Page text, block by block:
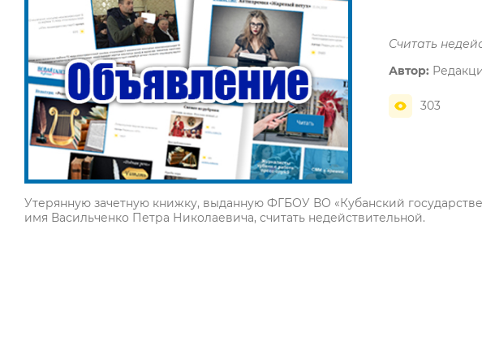
Считать
Автор:
303
Утерянную зачетную книжку, выданную ФГБОУ ВО «Кубанский
имя Васильченко Петра Николаевича, считать недействительной.